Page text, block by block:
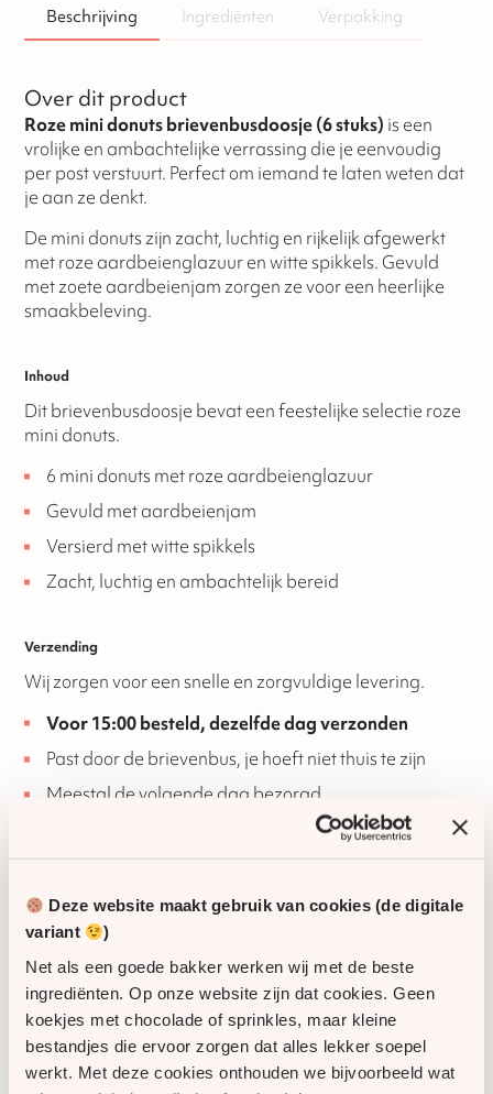
Deze website maakt gebruik van cookies (de digitale
variant
)
Net als een goede bakker werken wij met de beste
ingrediënten. Op onze website zijn dat cookies. Geen
koekjes met chocolade of sprinkles, maar kleine
bestandjes die ervoor zorgen dat alles lekker soepel
werkt. Met deze cookies onthouden we bijvoorbeeld wat
Beschrijving Ingrediënten Verpakking
Over dit product
Roze mini donuts brievenbusdoosje (6 stuks) is een
vrolijke en ambachtelijke verrassing die je eenvoudig
per post verstuurt. Perfect om iemand te laten weten dat
je aan ze denkt.
De mini donuts zijn zacht, luchtig en rijkelijk afgewerkt
met roze aardbeienglazuur en witte spikkels. Gevuld
met zoete aardbeienjam zorgen ze voor een heerlijke
smaakbeleving.
Inhoud
Dit brievenbusdoosje bevat een feestelijke selectie roze
mini donuts.
6 mini donuts met roze aardbeienglazuur
Gevuld met aardbeienjam
Versierd met witte spikkels
Zacht, luchtig en ambachtelijk bereid
Verzending
Wij zorgen voor een snelle en zorgvuldige levering.
Voor 15:00 besteld, dezelfde dag verzonden
Past door de brievenbus, je hoeft niet thuis te zijn
Meestal de volgende dag bezorgd
Houd rekening met een mogelijke levertijd tot 5
werkdagen via PostNL
Een eenvoudige manier om iemand blij te maken met
een zoete verrassing.
Verras iemand en bestel nu.
SKU
80009
Houdbaarheid 4 dagen